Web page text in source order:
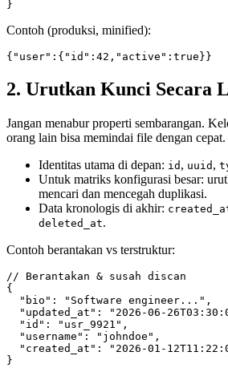
Contoh (produksi, minified):
2. Urutkan Kunci Secara
Jangan menabur properti sembarangan.
orang lain bisa memindai file dengan cepat.
Identitas utama di depan: id , uuid ,
Untuk matriks konfigurasi besar:
mencari dan mencegah duplikasi.
Data kronologis di akhir:
deleted_at.
Contoh berantakan vs terstruktur:
// Berantakan & susah discan
{
  "bio": "Software engineer...",
"updated_at": "2026-06-
  "id": "usr_9921",
  "username": "johndoe",
"created_at": "2026-01-